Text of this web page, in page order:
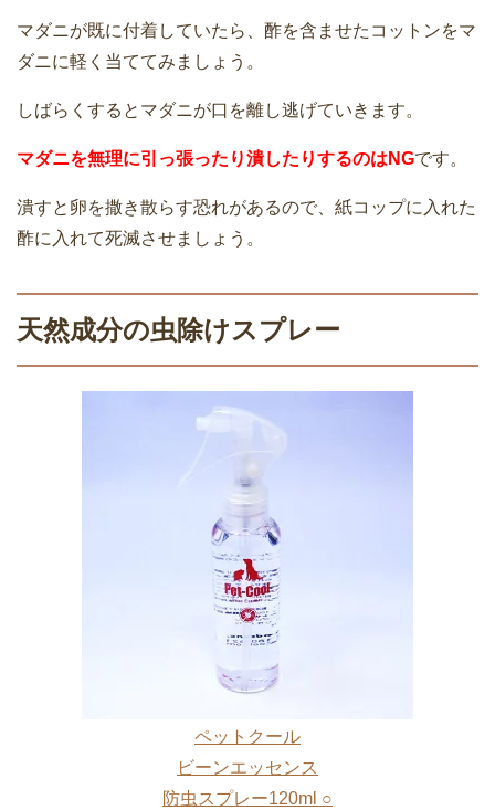
マダニが既に付着していたら、酢を含ませたコットンをマ
ダニに軽く当ててみましょう。
しばらくするとマダニが口を離し逃げていきます。
マダニを無理に引っ張ったり潰したりするのはNGです。
潰すと卵を撒き散らす恐れがあるので、紙コップに入れた
酢に入れて死滅させましょう。
天然成分の虫除けスプレー
ペットクール
ビーンエッセンス
防虫スプレー120ml ○